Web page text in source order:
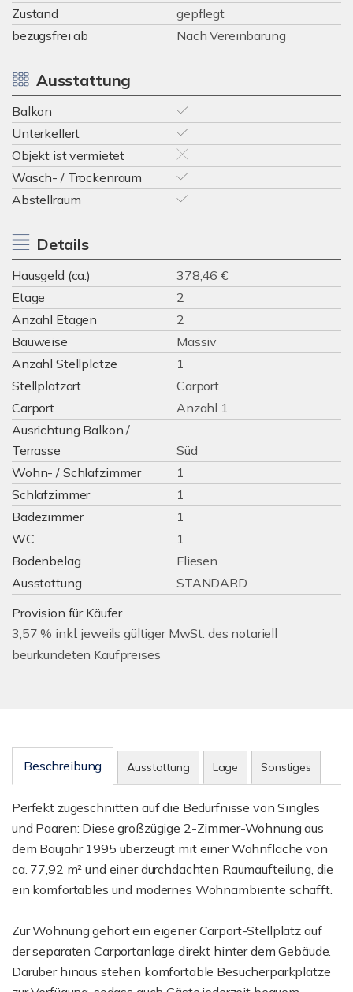
Zustand
gepflegt
bezugsfrei ab
Nach Vereinbarung
Ausstattung
Balkon
Unterkellert
Objekt ist vermietet
Wasch- / Trockenraum
Abstellraum
Details
Hausgeld (ca.)
378,46 €
Etage
2
Anzahl Etagen
2
Bauweise
Massiv
Anzahl Stellplätze
1
Stellplatzart
Carport
Carport
Anzahl 1
Ausrichtung Balkon /
Terrasse
Süd
Wohn- / Schlafzimmer
1
Schlafzimmer
1
Badezimmer
1
WC
1
Bodenbelag
Fliesen
Ausstattung
STANDARD
Provision für Käufer
3,57 % inkl. jeweils gültiger MwSt. des notariell
beurkundeten Kaufpreises
Beschreibung Ausstattung Lage Sonstiges
Perfekt zugeschnitten auf die Bedürfnisse von Singles
und Paaren: Diese großzügige 2-Zimmer-Wohnung aus
dem Baujahr 1995 überzeugt mit einer Wohnfläche von
ca. 77,92 m² und einer durchdachten Raumaufteilung, die
ein komfortables und modernes Wohnambiente schafft.
Zur Wohnung gehört ein eigener Carport-Stellplatz auf
der separaten Carportanlage direkt hinter dem Gebäude.
Darüber hinaus stehen komfortable Besucherparkplätze